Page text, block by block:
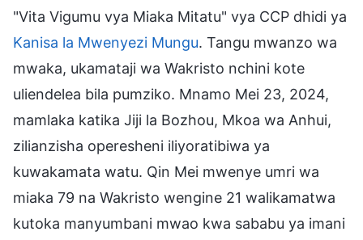
"Vita Vigumu vya Miaka Mitatu" vya CCP dhidi ya
Kanisa la Mwenyezi Mungu. Tangu mwanzo wa
mwaka, ukamataji wa Wakristo nchini kote
uliendelea bila pumziko. Mnamo Mei 23, 2024,
mamlaka katika Jiji la Bozhou, Mkoa wa Anhui,
zilianzisha operesheni iliyoratibiwa ya
kuwakamata watu. Qin Mei mwenye umri wa
miaka 79 na Wakristo wengine 21 walikamatwa
kutoka manyumbani mwao kwa sababu ya imani